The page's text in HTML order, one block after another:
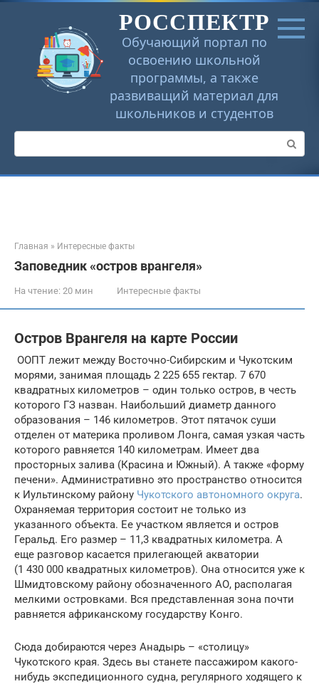
Перейти
РОССПЕКТР
Обучающий портал по
освоению школьной
программы, а также
развиващий материал для
школьников и студентов
Поиск:
Главная » Интересные факты
Заповедник «остров врангеля»
На чтение: 20 мин Интересные факты
Остров Врангеля на карте России
ООПТ лежит между Восточно-Сибирским и Чукотским
морями, занимая площадь 2 225 655 гектар. 7 670
квадратных километров – один только остров, в честь
которого ГЗ назван. Наибольший диаметр данного
образования – 146 километров. Этот пятачок суши
отделен от материка проливом Лонга, самая узкая часть
которого равняется 140 километрам. Имеет два
просторных залива (Красина и Южный). А также «форму
печени». Административно это пространство относится
к Иультинскому району Чукотского автономного округа.
Охраняемая территория состоит не только из
указанного объекта. Ее участком является и остров
Геральд. Его размер – 11,3 квадратных километра. А
еще разговор касается прилегающей акватории
(1 430 000 квадратных километров). Она относится уже к
Шмидтовскому району обозначенного АО, располагая
мелкими островками. Вся представленная зона почти
равняется африканскому государству Конго.
Сюда добираются через Анадырь – «столицу»
Чукотского края. Здесь вы станете пассажиром какого-
нибудь экспедиционного судна, регулярного ходящего к